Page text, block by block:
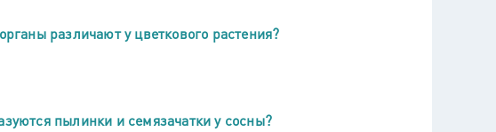
различают у цветкового растения?
пылинки и семязачатки у сосны?